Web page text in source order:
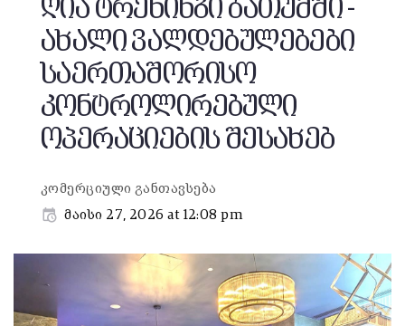
ღია ტრენინგი ბათუმში -
ახალი ვალდებულებები
საერთაშორისო
კონტროლირებული
ოპერაციების შესახებ
კომერციული განთავსება
მაისი 27, 2026 at 12:08 pm